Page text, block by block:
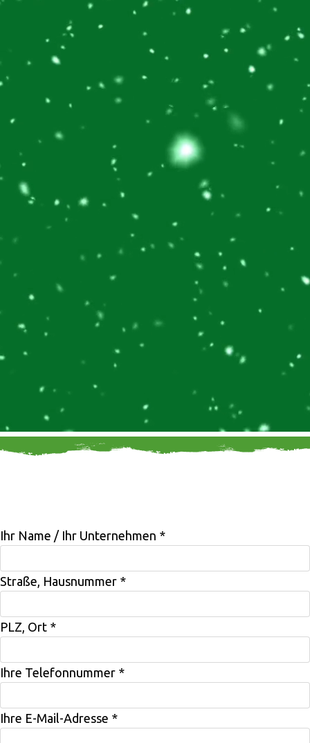
Ihr Name / Ihr Unternehmen *
Straße, Hausnummer *
PLZ, Ort *
Ihre Telefonnummer *
Ihre E-Mail-Adresse *